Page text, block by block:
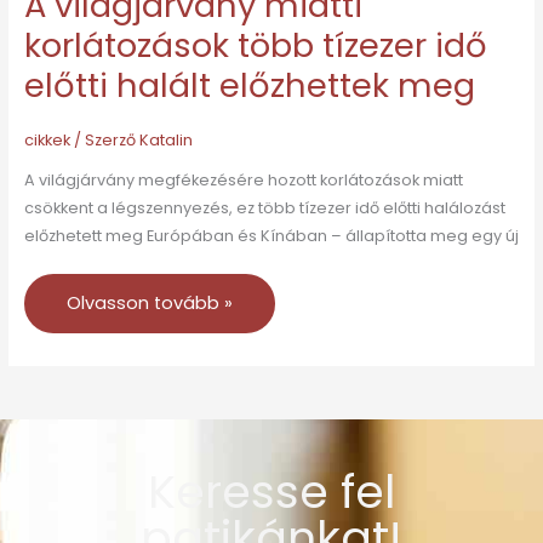
korlátozások több tízezer idő
előtti halált előzhettek meg
cikkek/ SzerzőKatalin
A világjárvány megfékezésére hozott korlátozások miatt
csökkent a légszennyezés, ez több tízezer idő előtti halálozást
előzhetett meg Európában és Kínában – állapította meg egy új
Olvasson tovább »
Keresse fel